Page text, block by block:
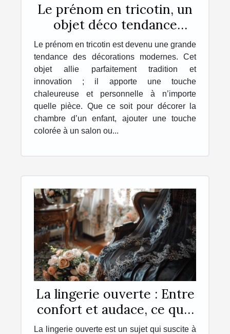
Le prénom en tricotin, un
objet déco tendance
personnalisé, unique et
original !
Le prénom en tricotin est devenu une grande
tendance des décorations modernes. Cet
objet allie parfaitement tradition et
innovation ; il apporte une touche
chaleureuse et personnelle à n’importe
quelle pièce. Que ce soit pour décorer la
chambre d’un enfant, ajouter une touche
colorée à un salon ou...
La lingerie ouverte : Entre
confort et audace, ce qu'il
faut savoir
La lingerie ouverte est un sujet qui suscite à